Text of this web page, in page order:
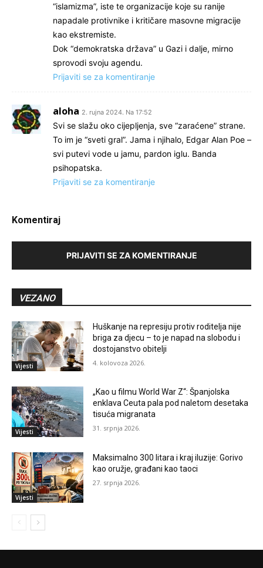
“islamizma”, iste te organizacije koje su ranije
napadale protivnike i kritičare masovne migracije
kao ekstremiste.
Dok “demokratska država” u Gazi i dalje, mirno
sprovodi svoju agendu.
Prijaviti se za komentiranje
aloha 2. rujna 2024. Na 17:52
Svi se slažu oko cijepljenja, sve “zaraćene” strane.
To im je “sveti gral”. Jama i njihalo, Edgar Alan Poe –
svi putevi vode u jamu, pardon iglu. Banda
psihopatska.
Prijaviti se za komentiranje
Komentiraj
PRIJAVITI SE ZA KOMENTIRANJE
VEZANO
Vijesti
Huškanje na represiju protiv roditelja nije
briga za djecu – to je napad na slobodu i
dostojanstvo obitelji
4. kolovoza 2026.
Vijesti
„Kao u filmu World War Z“: Španjolska
enklava Ceuta pala pod naletom desetaka
tisuća migranata
31. srpnja 2026.
Vijesti
Maksimalno 300 litara i kraj iluzije: Gorivo
kao oružje, građani kao taoci
27. srpnja 2026.